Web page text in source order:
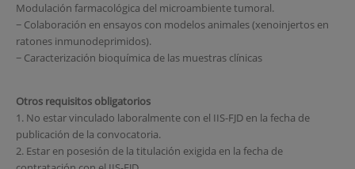
Modulación farmacológica del microambiente tumoral.
− Colaboración en ensayos con modelos animales (xenoinjertos en
ratones inmunodeprimidos).
− Caracterización bioquímica de las muestras clínicas
Otros requisitos obligatorios
1. No estar vinculado laboralmente con el IIS-FJD en la fecha de
publicación de la convocatoria.
2. Estar en posesión de la titulación exigida en la fecha de